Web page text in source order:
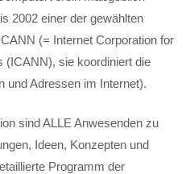
2002 einer der gewählten
(= Internet Corporation for
(ICANN), sie koordiniert die
und Adressen im Internet).
sind ALLE Anwesenden zu
Ideen, Konzepten und
Programm der